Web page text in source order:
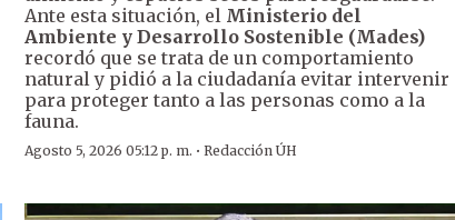
Ante esta situación, el Ministerio del
Ambiente y Desarrollo Sostenible (Mades)
recordó que se trata de un comportamiento
natural y pidió a la ciudadanía evitar intervenir
para proteger tanto a las personas como a la
fauna.
Agosto 5, 2026 05:12 p. m. ·Redacción ÚH